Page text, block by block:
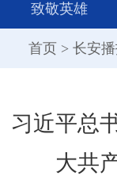
致敬英雄
首页 > 长安
习近平总
大共